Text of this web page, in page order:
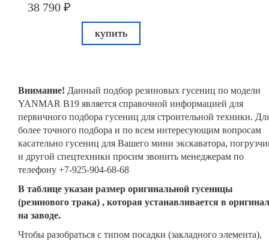
38 790 ₽
купить
Внимание! Данный подбор резиновых гусениц по модели
YANMAR B19 является справочной информацией для
первичного подбора гусениц для строительной техники.
более точного подбора и по всем интересующим вопросам
касательно гусениц для Вашего мини экскаватора,
и другой спецтехники просим звонить менеджерам по
телефону +7-925-904-68-68
В таблице указан размер оригинальной гусеницы
(резинового трака) , которая устанавливается в
на заводе.
Чтобы разобраться с типом посадки (закладного элемента),